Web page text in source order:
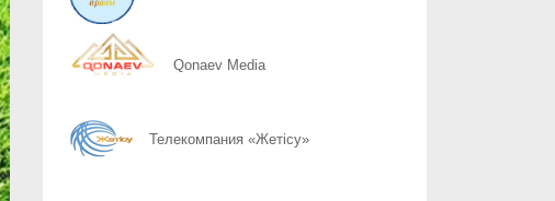
Qonaev Media
Телекомпания «Жетісу»